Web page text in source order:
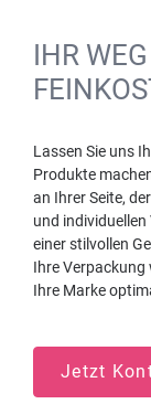
IHR
Lassen Sie uns
Produkte
an Ihrer Seite,
und
einer stilvollen
Ihre Verpackung
Ihre Marke
Jetzt